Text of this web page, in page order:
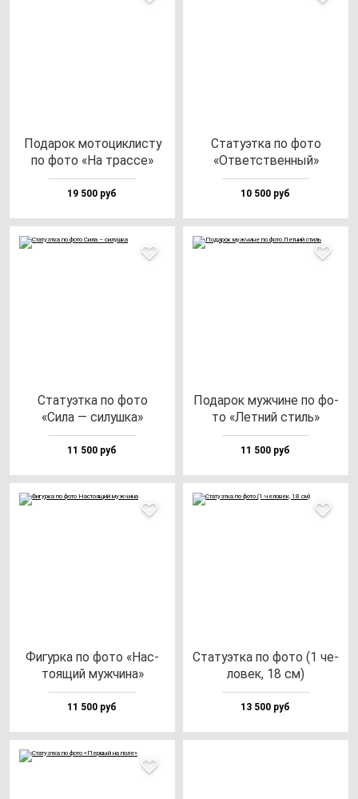
Пода­рок мо­то­цик­лис­ту
по фо­то «На трас­се»
19 500 руб
Ста­ту­эт­ка по фо­то
«Ответс­твен­ный»
10 500 руб
Ста­ту­эт­ка по фо­то
«Сила — си­луш­ка»
11 500 руб
Пода­рок муж­чи­не по фо­
то «Лет­ний стиль»
11 500 руб
Фигур­ка по фо­то «Нас­
то­ящий муж­чи­на»
11 500 руб
Ста­ту­эт­ка по фо­то (1 че­
ло­век, 18 см)
13 500 руб